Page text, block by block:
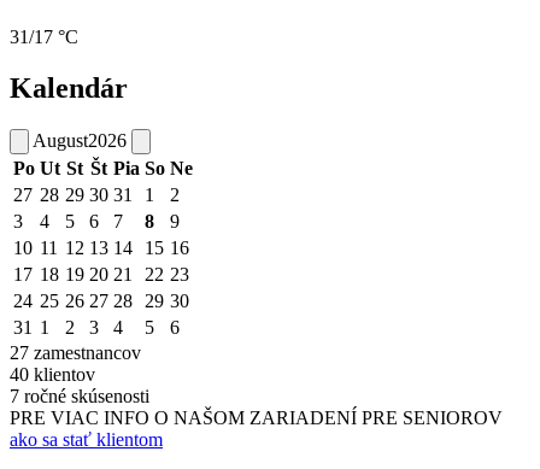
31/17 °C
Kalendár
August2026
Po Ut St Št Pia So Ne
27 28 29 30 31 1
2
3
4 5 6 7 8
9
10 11 12 13 14 15 16
17 18 19 20 21 22 23
24 25 26 27 28 29 30
31 1 2 3 4 5
6
27 zamestnancov
40 klientov
7 ročné skúsenosti
PRE VIAC INFO O NAŠOM ZARIADENÍ PRE SENIOROV
ako sa stať klientom